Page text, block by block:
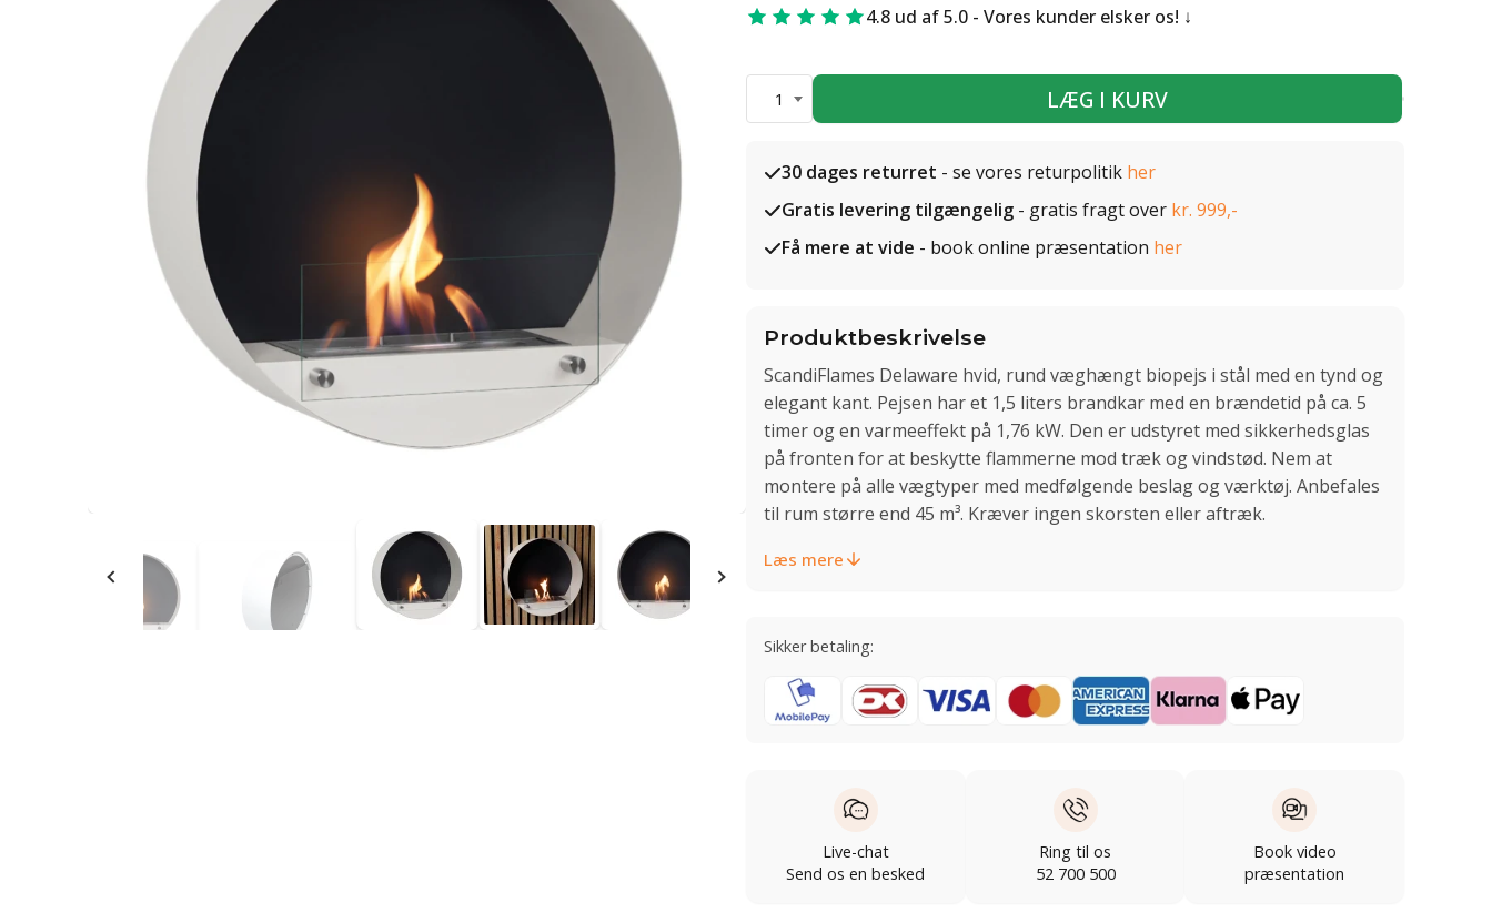
4.8 ud af 5.0 - Vores kunder elsker os!
1 LÆG I KURV
30 dages returret - se vores returpolitik her
Gratis levering tilgængelig - gratis fragt over kr. 999,-
Få mere at vide - book online præsentation her
Produktbeskrivelse
ScandiFlames Delaware hvid, rund væghængt biopejs i stål med en tynd og
elegant kant. Pejsen har et 1,5 liters brandkar med en brændetid på ca. 5
timer og en varmeeffekt på 1,76 kW. Den er udstyret med sikkerhedsglas
på fronten for at beskytte flammerne mod træk og vindstød. Nem at
montere på alle vægtyper med medfølgende beslag og værktøj. Anbefales
til rum større end 45 m³. Kræver ingen skorsten eller aftræk.
Læs mere
Sikker betaling:
Live-chat
Send os en besked
Ring til os
52 700 500
Book video
præsentation